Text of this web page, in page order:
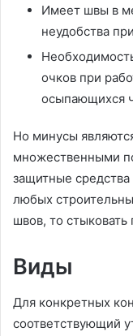
Имеет швы в
неудобства
очков при
осыпающихся
Но минусы
множественными
защитные
любых
швов, то стыковать
Виды
Для конкретных
соответствующий